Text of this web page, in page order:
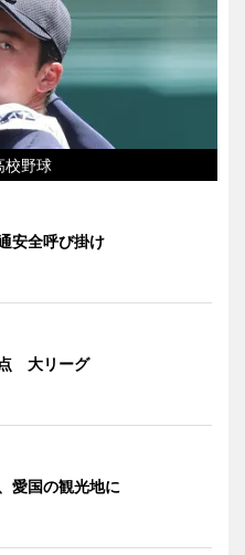
野球
安全呼び掛け
大リーグ
愛国の観光地に